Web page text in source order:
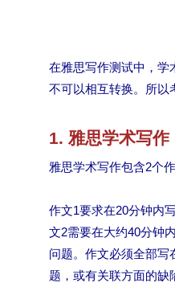
在雅思写作测试中，学
不可以相互转换。所以
1. 雅思学术写作
雅思学术写作包含2个
作文1要求在20分钟内
文2需要在大约40分钟
问题。作文必须全部写
题，或有关联方面的缺